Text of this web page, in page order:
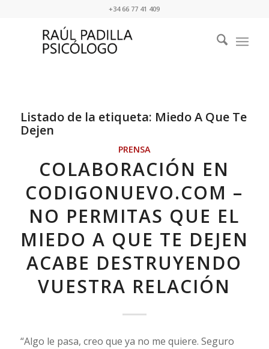
+34 66 77 41 409
Listado de la etiqueta: Miedo A Que Te
Dejen
PRENSA
COLABORACIÓN EN
CODIGONUEVO.COM –
NO PERMITAS QUE EL
MIEDO A QUE TE DEJEN
ACABE DESTRUYENDO
VUESTRA RELACIÓN
“Algo le pasa, creo que ya no me quiere. Seguro